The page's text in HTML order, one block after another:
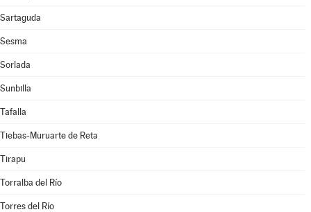
Sartaguda
Sesma
Sorlada
Sunbilla
Tafalla
Tiebas-Muruarte de Reta
Tirapu
Torralba del Río
Torres del Río